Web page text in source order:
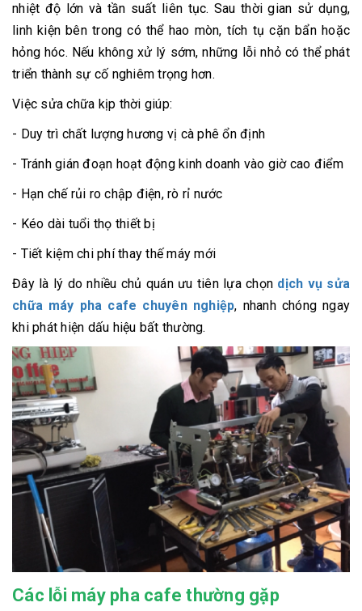
nhiệt độ lớn và tần suất liên tục. Sau thời gian sử dụng,
linh kiện bên trong có thể hao mòn, tích tụ cặn bẩn hoặc
hỏng hóc. Nếu không xử lý sớm, những lỗi nhỏ có thể phát
triển thành sự cố nghiêm trọng hơn.
Việc sửa chữa kịp thời giúp:
- Duy trì chất lượng hương vị cà phê ổn định
- Tránh gián đoạn hoạt động kinh doanh vào giờ cao điểm
- Hạn chế rủi ro chập điện, rò rỉ nước
- Kéo dài tuổi thọ thiết bị
- Tiết kiệm chi phí thay thế máy mới
Đây là lý do nhiều chủ quán ưu tiên lựa chọn dịch vụ sửa
chữa máy pha cafe chuyên nghiệp, nhanh chóng ngay
khi phát hiện dấu hiệu bất thường.
Các lỗi máy pha cafe thường gặp